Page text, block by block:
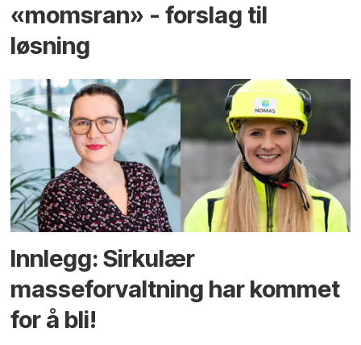
«momsran» - forslag til
løsning
Innlegg: Sirkulær
masseforvaltning har kommet
for å bli!